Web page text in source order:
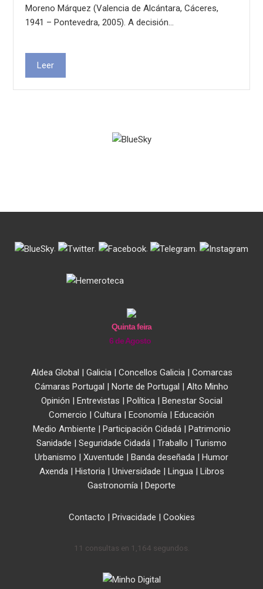
Moreno Márquez (Valencia de Alcántara, Cáceres,
1941 – Pontevedra, 2005). A decisión…
Leer
. . . .
Quinta feira
6 de Agosto
Aldea Global | Galicia| Concellos Galicia| Comarcas
Cámaras Portugal | Norte de Portugal | Alto Minho
Opinión | Entrevistas | Política| Benestar Social
Comercio | Cultura | Economía | Educación
Medio Ambiente | Participación Cidadá| Patrimonio
Sanidade | Seguridade Cidadá | Traballo | Turismo
Urbanismo | Xuventude | Banda deseñada | Humor
Axenda| Historia| Universidade | Lingua| Libros
Gastronomía | Deporte
Contacto | Privacidade | Cookies
11 consultas en 1,164 segundos.